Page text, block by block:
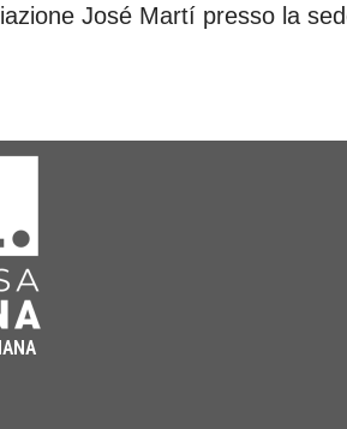
José Martí presso la